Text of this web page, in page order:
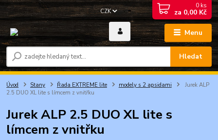
Menu
CZK
Hledat
0 ks
za 0,00 Kč
Úvod Stany Řada EXTREME lite modely s 2 apsidami
Jurek ALP
2.5 DUO XL lite s límcem z vnitřku
Jurek ALP 2.5 DUO XL lite s
límcem z vnitřku